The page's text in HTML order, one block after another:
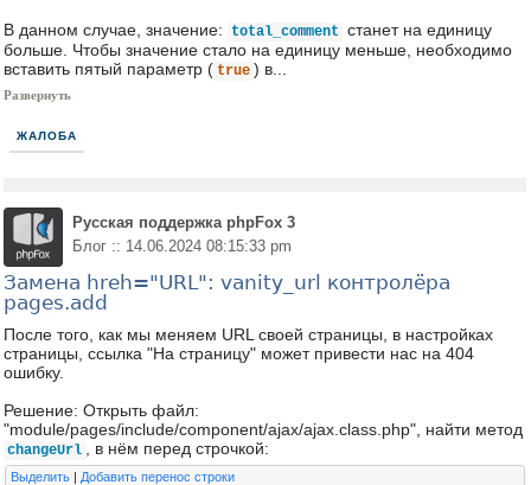
В данном случае, значение: total_comment станет на единицу
больше. Чтобы значение стало на единицу меньше, необходимо
вставить пятый параметр ( true ) в...
Развернуть
ЖАЛОБА
Русская поддержка phpFox 3
Блог :: 14.06.2024 08:15:33 pm
Замена hreh="URL": vanity_url контролёра
pages.add
После того, как мы меняем URL своей страницы, в настройках
страницы, ссылка "На страницу" может привести нас на 404
ошибку.
Решение: Открыть файл:
"module/pages/include/component/ajax/ajax.class.php", найти метод
changeUrl , в нём перед строчкой:
Выделить | Добавить перенос строки